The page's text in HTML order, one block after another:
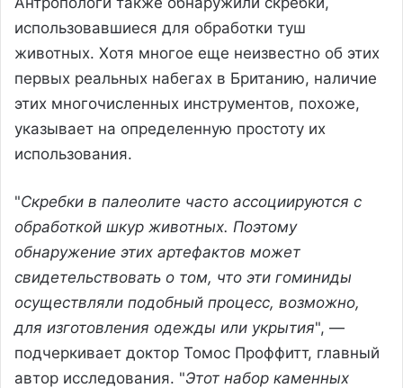
использовавшиеся для обработки туш
животных. Хотя многое еще неизвестно об этих
первых реальных набегах в Британию, наличие
этих многочисленных инструментов, похоже,
указывает на определенную простоту их
использования.
"Скребки в палеолите часто ассоциируются с
обработкой шкур животных. Поэтому
обнаружение этих артефактов может
свидетельствовать о том, что эти гоминиды
осуществляли подобный процесс, возможно,
для изготовления одежды или укрытия", —
подчеркивает доктор Томос Проффитт, главный
автор исследования. "Этот набор каменных